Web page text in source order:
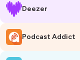
Deezer
Podcast Addict